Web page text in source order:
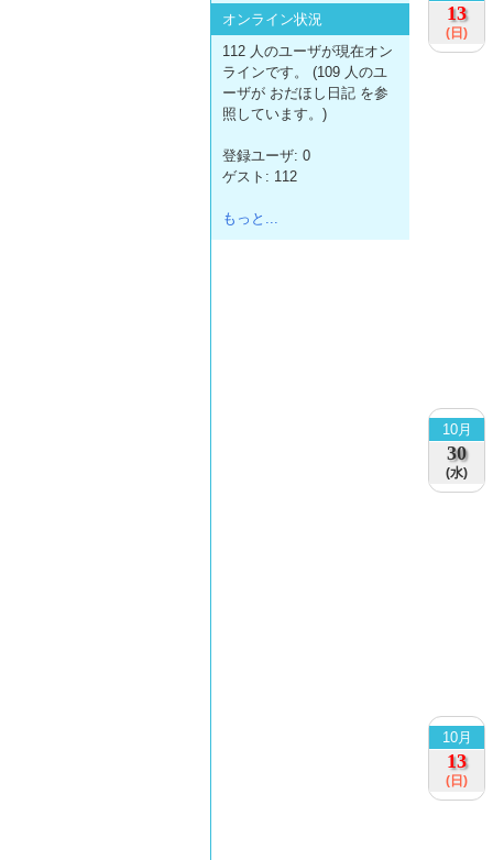
13
(日)
10月
30
(水)
10月
13
(日)
オンライン状況
112 人のユーザが現在オン
ラインです。 (109 人のユ
ーザが おだほし日記 を参
照しています。)
登録ユーザ: 0
ゲスト: 112
もっと...